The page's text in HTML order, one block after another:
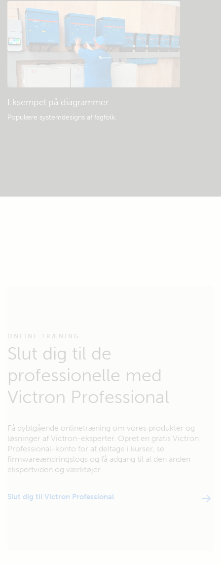
Eksempel på diagrammer
Populære systemdesigns af fagfolk.
ONLINE TRÆNING
Slut dig til de
professionelle med
Victron Professional
Få dybtgående onlinetræning om vores produkter og
løsninger af Victron-eksperter. Opret en gratis Victron
Professional-konto for at deltage i kurser, se
firmwareændringslogs og få adgang til al den anden
ekspertviden og værktøjer.
Slut dig til Victron Professional